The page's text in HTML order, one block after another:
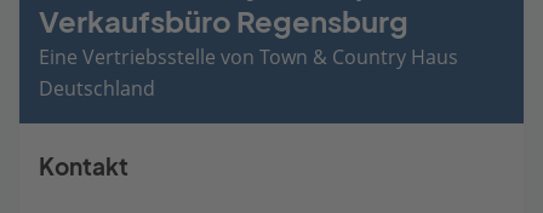
Verkaufsbüro Regensburg
Eine Vertriebsstelle von Town & Country Haus
Deutschland
Kontakt